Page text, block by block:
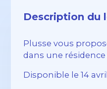
Description du
Plusse vous
dans une
Disponible le 14 avril